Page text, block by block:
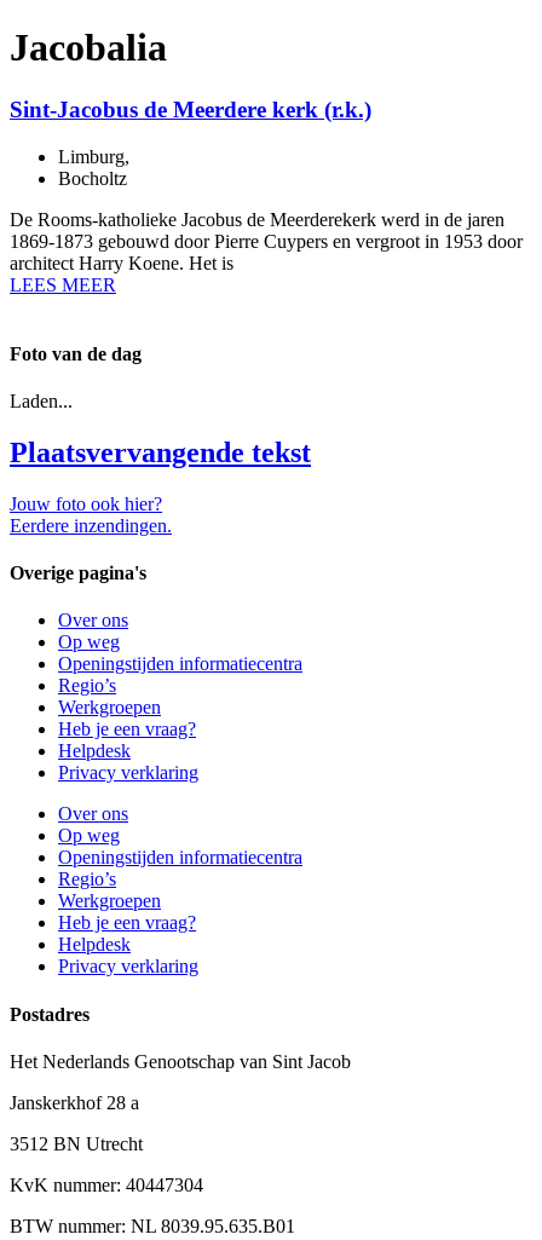
Jacobalia
Sint-Jacobus de Meerdere kerk (r.k.)
Limburg,
Bocholtz
De Rooms-katholieke Jacobus de Meerderekerk werd in de jaren
1869-1873 gebouwd door Pierre Cuypers en vergroot in 1953 door
architect Harry Koene. Het is
LEES MEER
Foto van de dag
Laden...
Plaatsvervangende tekst
Jouw foto ook hier?
Eerdere inzendingen.
Overige pagina's
Over ons
Op weg
Openingstijden informatiecentra
Regio’s
Werkgroepen
Heb je een vraag?
Helpdesk
Privacy verklaring
Over ons
Op weg
Openingstijden informatiecentra
Regio’s
Werkgroepen
Heb je een vraag?
Helpdesk
Privacy verklaring
Postadres
Het Nederlands Genootschap van Sint Jacob
Janskerkhof 28 a
3512 BN Utrecht
KvK nummer: 40447304
BTW nummer: NL 8039.95.635.B01